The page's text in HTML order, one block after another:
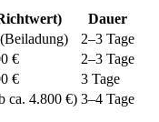
Dauer
2–3 Tage
€
2–3 Tage
€
3 Tage
ca. 4.800 €) 3–4 Tage